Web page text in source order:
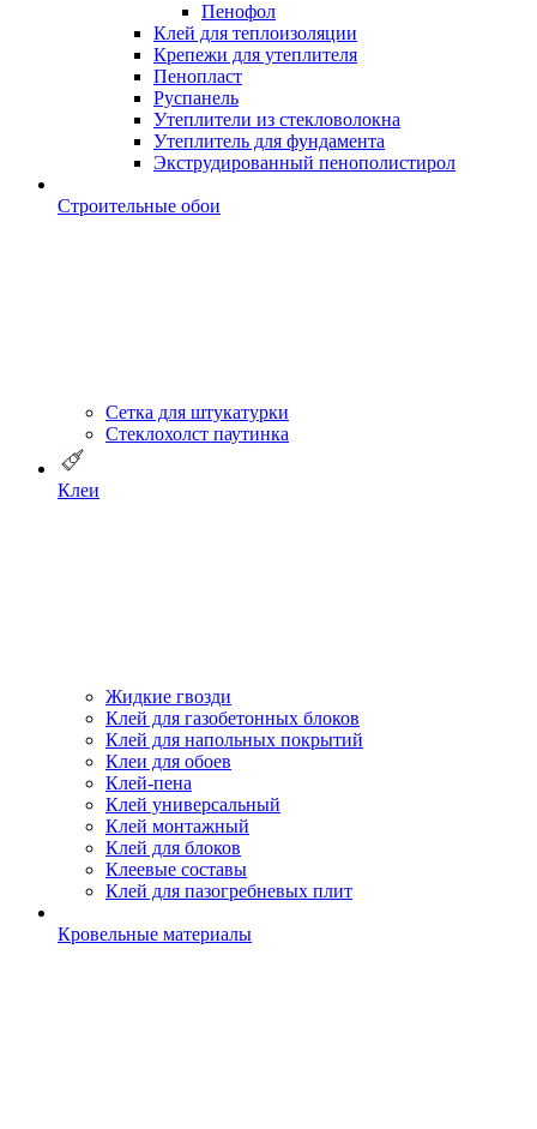
Пенофол
Клей для теплоизоляции
Крепежи для утеплителя
Пенопласт
Руспанель
Утеплители из стекловолокна
Утеплитель для фундамента
Экструдированный пенополистирол
Строительные обои
Сетка для штукатурки
Стеклохолст паутинка
Клеи
Жидкие гвозди
Клей для газобетонных блоков
Клей для напольных покрытий
Клеи для обоев
Клей-пена
Клей универсальный
Клей монтажный
Клей для блоков
Клеевые составы
Клей для пазогребневых плит
Кровельные материалы